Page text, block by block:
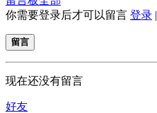
你需要登录后才可以留言 登录 |
留言
现在还没有留言
好友